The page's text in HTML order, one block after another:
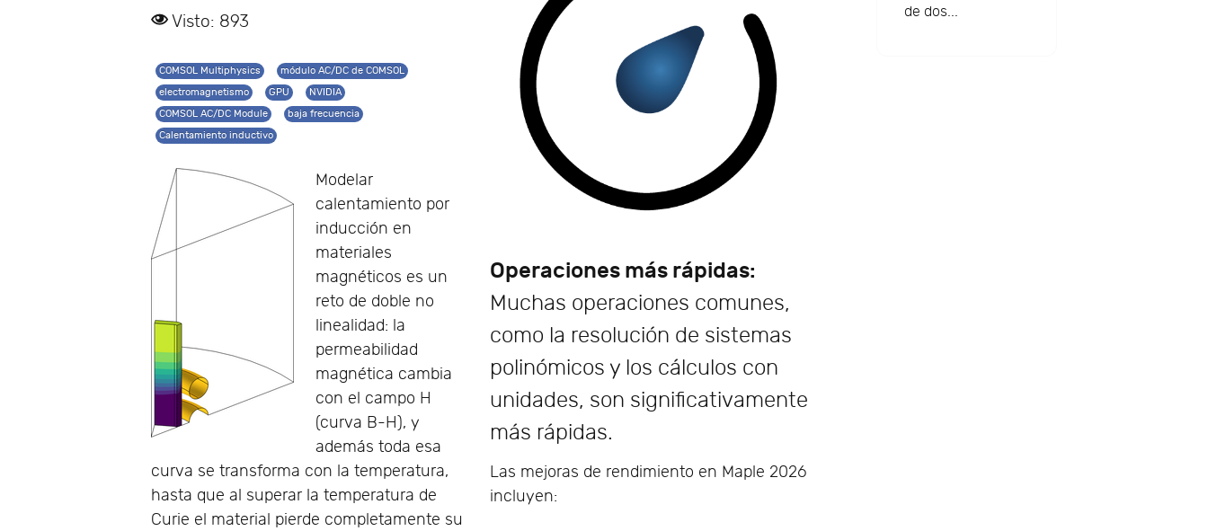
Visto: 893
COMSOL Multiphysics
módulo AC/DC de COMSOL
electromagnetismo
GPU
NVIDIA
COMSOL AC/DC Module
baja frecuencia
Calentamiento inductivo
Modelar
calentamiento por
inducción en
materiales
magnéticos es un
reto de doble no
linealidad: la
permeabilidad
magnética cambia
con el campo H
(curva B-H), y
además toda esa
curva se transforma con la temperatura,
hasta que al superar la temperatura de
Curie el material pierde completamente su
Operaciones más rápidas:
Muchas operaciones comunes,
como la resolución de sistemas
polinómicos y los cálculos con
unidades, son significativamente
más rápidas.
Las mejoras de rendimiento en Maple 2026
incluyen:
de dos...